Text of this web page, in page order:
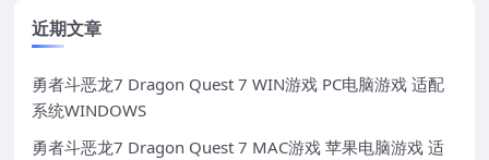
近期文章
勇者斗恶龙7 Dragon Quest 7 WIN游戏 PC电脑游戏 适配
系统WINDOWS
勇者斗恶龙7 Dragon Quest 7 MAC游戏 苹果电脑游戏 适